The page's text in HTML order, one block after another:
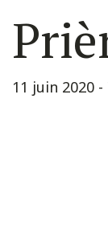
11 juin 2020